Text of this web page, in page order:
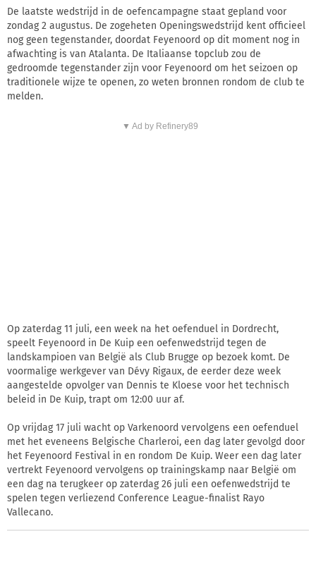
De laatste wedstrijd in de oefencampagne staat gepland voor
zondag 2 augustus. De zogeheten Openingswedstrijd kent officieel
nog geen tegenstander, doordat Feyenoord op dit moment nog in
afwachting is van Atalanta. De Italiaanse topclub zou de
gedroomde tegenstander zijn voor Feyenoord om het seizoen op
traditionele wijze te openen, zo weten bronnen rondom de club te
melden.
▼ Ad by Refinery89
Op zaterdag 11 juli, een week na het oefenduel in Dordrecht,
speelt Feyenoord in De Kuip een oefenwedstrijd tegen de
landskampioen van België als Club Brugge op bezoek komt. De
voormalige werkgever van Dévy Rigaux, de eerder deze week
aangestelde opvolger van Dennis te Kloese voor het technisch
beleid in De Kuip, trapt om 12:00 uur af.
Op vrijdag 17 juli wacht op Varkenoord vervolgens een oefenduel
met het eveneens Belgische Charleroi, een dag later gevolgd door
het Feyenoord Festival in en rondom De Kuip. Weer een dag later
vertrekt Feyenoord vervolgens op trainingskamp naar België om
een dag na terugkeer op zaterdag 26 juli een oefenwedstrijd te
spelen tegen verliezend Conference League-finalist Rayo
Vallecano.